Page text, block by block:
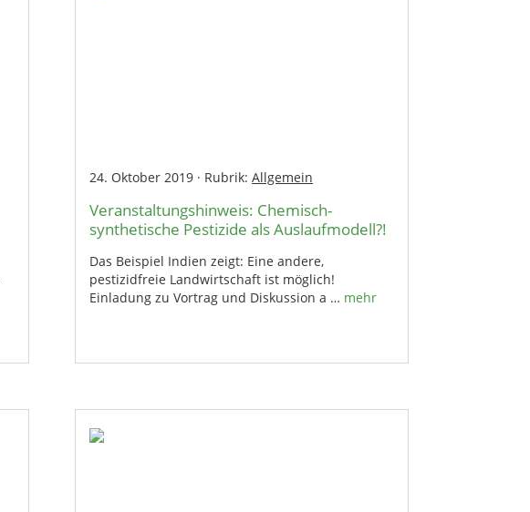
24. Oktober 2019 · Rubrik:Allgemein
Veranstaltungshinweis: Chemisch-
synthetische Pestizide als Auslaufmodell?!
Das Beispiel Indien zeigt: Eine andere,
pestizidfreie Landwirtschaft ist möglich!
Einladung zu Vortrag und Diskussion a … mehr